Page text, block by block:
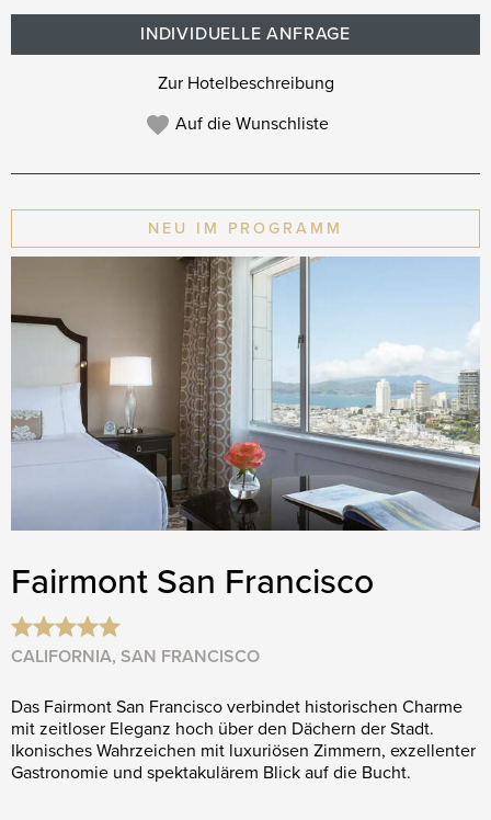
INDIVIDUELLE ANFRAGE
Zur Hotelbeschreibung
Auf die Wunschliste
NEU IM PROGRAMM
Fairmont San Francisco
CALIFORNIA, SAN FRANCISCO
Das Fairmont San Francisco verbindet historischen Charme
mit zeitloser Eleganz hoch über den Dächern der Stadt.
Ikonisches Wahrzeichen mit luxuriösen Zimmern, exzellenter
Gastronomie und spektakulärem Blick auf die Bucht.